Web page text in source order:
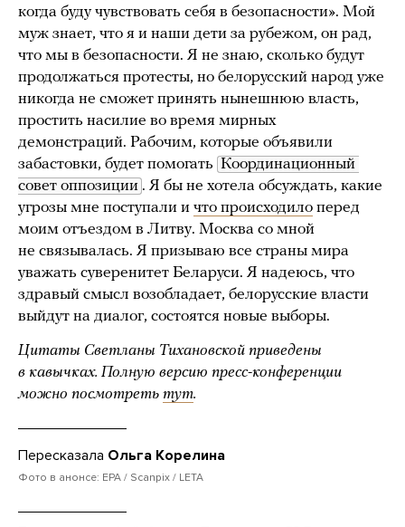
когда буду чувствовать себя в безопасности». Мой
муж знает, что я и наши дети за рубежом, он рад,
что мы в безопасности. Я не знаю, сколько будут
продолжаться протесты, но белорусский народ уже
никогда не сможет принять нынешнюю власть,
простить насилие во время мирных
демонстраций. Рабочим, которые объявили
забастовки, будет помогать Координационный
совет оппозиции . Я бы не хотела обсуждать, какие
угрозы мне поступали и что происходило перед
моим отъездом в Литву. Москва со мной
не связывалась. Я призываю все страны мира
уважать суверенитет Беларуси. Я надеюсь, что
здравый смысл возобладает, белорусские власти
выйдут на диалог, состоятся новые выборы.
Цитаты Светланы Тихановской приведены
в кавычках. Полную версию пресс-конференции
можно посмотреть тут.
Пересказала Ольга Корелина
Фото в анонсе: EPA / Scanpix / LETA